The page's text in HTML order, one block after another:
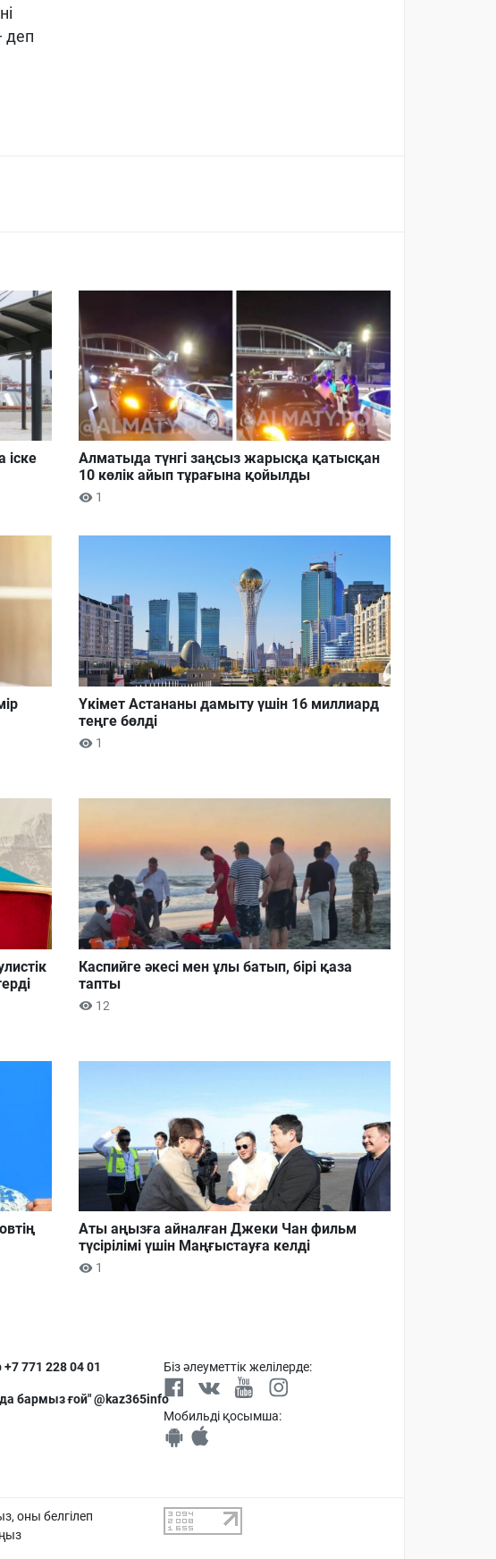
деп
Алматыда түнгі заңсыз жарысқа қатысқан
10 көлік айып тұрағына қойылды
1
Үкімет Астананы дамыту үшін 16 миллиард
теңге бөлді
1
Каспийге әкесі мен ұлы батып, бірі қаза
тапты
12
Аты аңызға айналған Джеки Чан фильм
түсірілімі үшін Маңғыстауға келді
1
+7 771 228 04 01
бармыз ғой" @kaz365info
Біз әлеуметтік желілерде:
Мобильді қосымша:
оны белгілеп